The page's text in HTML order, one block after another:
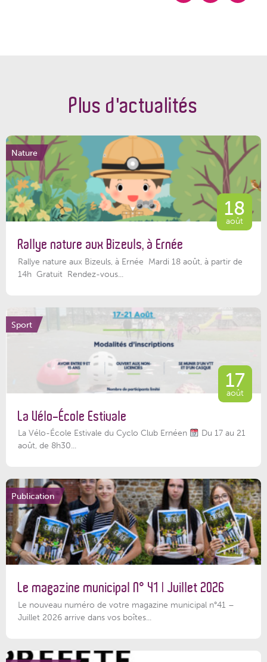
Plus d'actualités
Nature
18
août
Rallye nature aux Bizeuls, à Ernée
Rallye nature aux Bizeuls, à Ernée Mardi 18 août, à partir de
14h Gratuit Rendez-vous...
Sport
17
août
La Vélo-École Estivale
La Vélo-École Estivale du Cyclo Club Ernéen
Du 17 au 21
août, de 8h30...
Publication
Le magazine municipal N° 41 | Juillet 2026
Le nouveau numéro de votre magazine municipal n°41 –
Juillet 2026 arrive dans vos boîtes...